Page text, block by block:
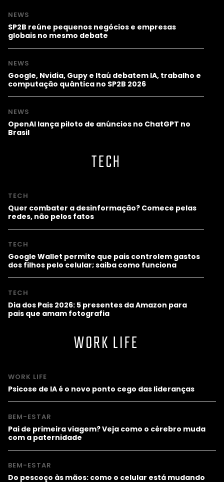
NEWS
SP2B reúne pequenos negócios e empresas
globais no mesmo debate
NEWS
Google, Nvidia, Gupy e Itaú debatem IA, trabalho e
computação quântica no SP2B 2026
NEWS
OpenAI lança piloto de anúncios no ChatGPT no
Brasil
TECH
TECH
Quer combater a desinformação? Comece pelas
redes, não pelos fatos
TECH
Google Wallet permite que pais controlem gastos
dos filhos pelo celular; saiba como funciona
TECH
Dia dos Pais 2026: 5 presentes da Amazon para
pais que amam fotografia
WORK LIFE
WORK LIFE
Psicose de IA é o novo ponto cego das lideranças
BEM-ESTAR
Pai de primeira viagem? Veja como o cérebro muda
com a paternidade
BEM-ESTAR
Do pescoço às mãos: como o celular está mudando